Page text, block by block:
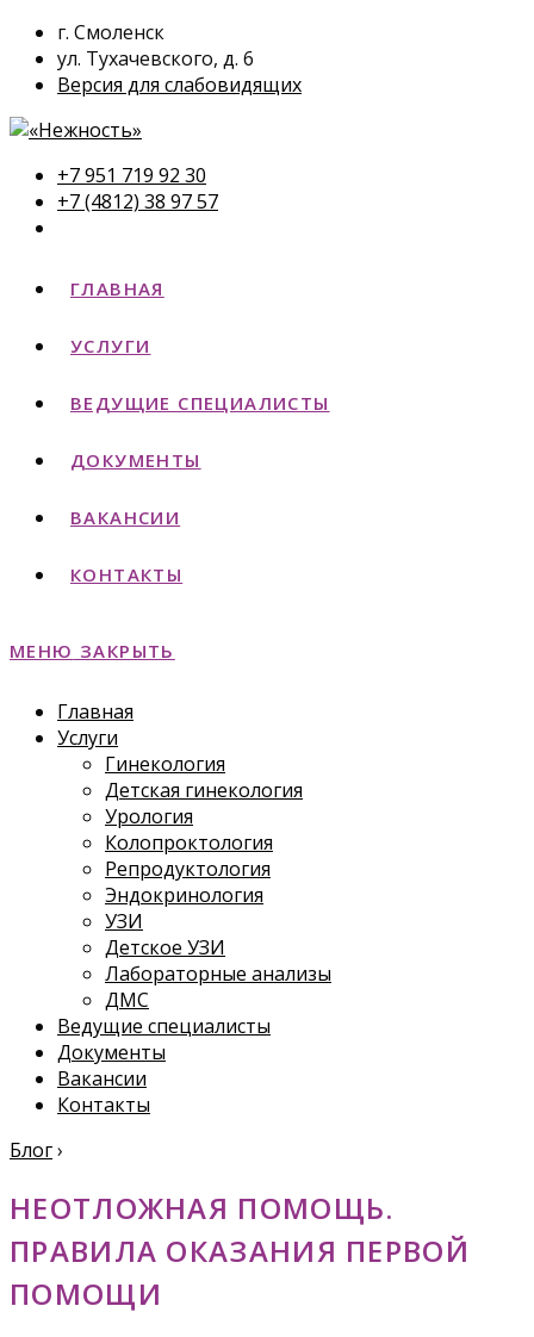
г. Смоленск
ул. Тухачевского, д. 6
Версия для слабовидящих
+7 951 719 92 30
+7 (4812) 38 97 57
ГЛАВНАЯ
УСЛУГИ
ВЕДУЩИЕ СПЕЦИАЛИСТЫ
ДОКУМЕНТЫ
ВАКАНСИИ
КОНТАКТЫ
МЕНЮ ЗАКРЫТЬ
Главная
Услуги
Гинекология
Детская гинекология
Урология
Колопроктология
Репродуктология
Эндокринология
УЗИ
Детское УЗИ
Лабораторные анализы
ДМС
Ведущие специалисты
Документы
Вакансии
Контакты
Блог›
НЕОТЛОЖНАЯ ПОМОЩЬ.
ПРАВИЛА ОКАЗАНИЯ ПЕРВОЙ
ПОМОЩИ